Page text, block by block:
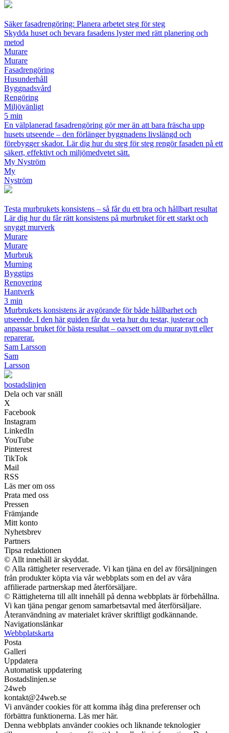
Säker fasadrengöring: Planera arbetet steg för steg
Skydda huset och bevara fasadens lyster med rätt planering och
metod
Murare
Murare
Fasadrengöring
Husunderhåll
Byggnadsvård
Rengöring
Miljövänligt
5 min
En välplanerad fasadrengöring gör mer än att bara fräscha upp
husets utseende – den förlänger byggnadens livslängd och
förebygger skador. Lär dig hur du steg för steg rengör fasaden på ett
säkert, effektivt och miljömedvetet sätt.
My Nyström
My
Nyström
Testa murbrukets konsistens – så får du ett bra och hållbart resultat
Lär dig hur du får rätt konsistens på murbruket för ett starkt och
snyggt murverk
Murare
Murare
Murbruk
Murning
Byggtips
Renovering
Hantverk
3 min
Murbrukets konsistens är avgörande för både hållbarhet och
utseende. I den här guiden får du veta hur du testar, justerar och
anpassar bruket för bästa resultat – oavsett om du murar nytt eller
reparerar.
Sam Larsson
Sam
Larsson
bostadslinjen
Dela och var snäll
X
Facebook
Instagram
LinkedIn
YouTube
Pinterest
TikTok
Mail
RSS
Läs mer om oss
Prata med oss
Pressen
Främjande
Mitt konto
Nyhetsbrev
Partners
Tipsa redaktionen
© Allt innehåll är skyddat.
© Alla rättigheter reserverade. Vi kan tjäna en del av försäljningen
från produkter köpta via vår webbplats som en del av våra
affilierade partnerskap med återförsäljare.
© Rättigheterna till allt innehåll på denna webbplats är förbehållna.
Vi kan tjäna pengar genom samarbetsavtal med återförsäljare.
Återanvändning av materialet kräver skriftligt godkännande.
Navigationslänkar
Webbplatskarta
Posta
Galleri
Uppdatera
Automatisk uppdatering
Bostadslinjen.se
24web
kontakt@24web.se
Vi använder cookies för att komma ihåg dina preferenser och
förbättra funktionerna. Läs mer här.
Denna webbplats använder cookies och liknande teknologier